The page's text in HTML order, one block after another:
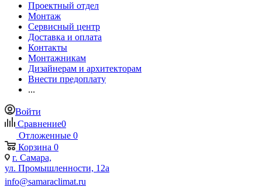
Проектный отдел
Монтаж
Сервисный центр
Доставка и оплата
Контакты
Монтажникам
Дизайнерам и архитекторам
Внести предоплату
...
Войти
Сравнение0
Отложенные 0
Корзина 0
г. Самара,
ул. Промышленности, 12а
info@samaraclimat.ru